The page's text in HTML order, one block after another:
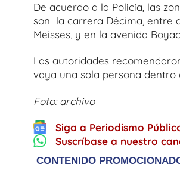
De acuerdo a la Policía, las
son la carrera Décima, entre
Meisses, y en la avenida
Las autoridades
vaya una sola persona dentro
Foto: archivo
Siga a Periodismo
Suscríbase a nuestro